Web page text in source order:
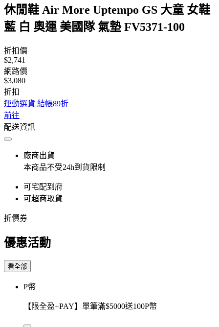
休閒鞋 Air More Uptempo GS 大童 女鞋
藍 白 奧運 美國隊 氣墊 FV5371-100
折扣價
$2,741
網路價
$3,080
折扣
運動選貨 結帳89折
前往
配送資訊
廠商出貨
本商品不受24h到貨限制
可宅配到府
可超商取貨
折價券
優惠活動
看全部
P幣
【限全盈+PAY】單筆滿$5000送100P幣